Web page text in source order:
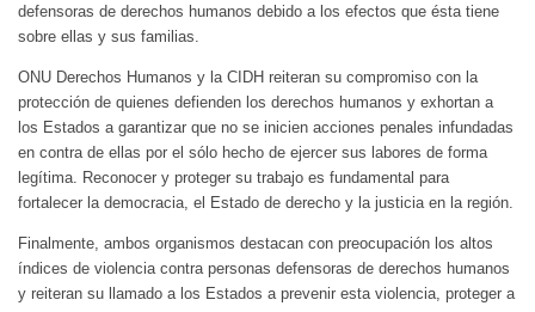
defensoras de derechos humanos debido a los efectos que ésta tiene
sobre ellas y sus familias.
ONU Derechos Humanos y la CIDH reiteran su compromiso con la
protección de quienes defienden los derechos humanos y exhortan a
los Estados a garantizar que no se inicien acciones penales infundadas
en contra de ellas por el sólo hecho de ejercer sus labores de forma
legítima. Reconocer y proteger su trabajo es fundamental para
fortalecer la democracia, el Estado de derecho y la justicia en la región.
Finalmente, ambos organismos destacan con preocupación los altos
índices de violencia contra personas defensoras de derechos humanos
y reiteran su llamado a los Estados a prevenir esta violencia, proteger a